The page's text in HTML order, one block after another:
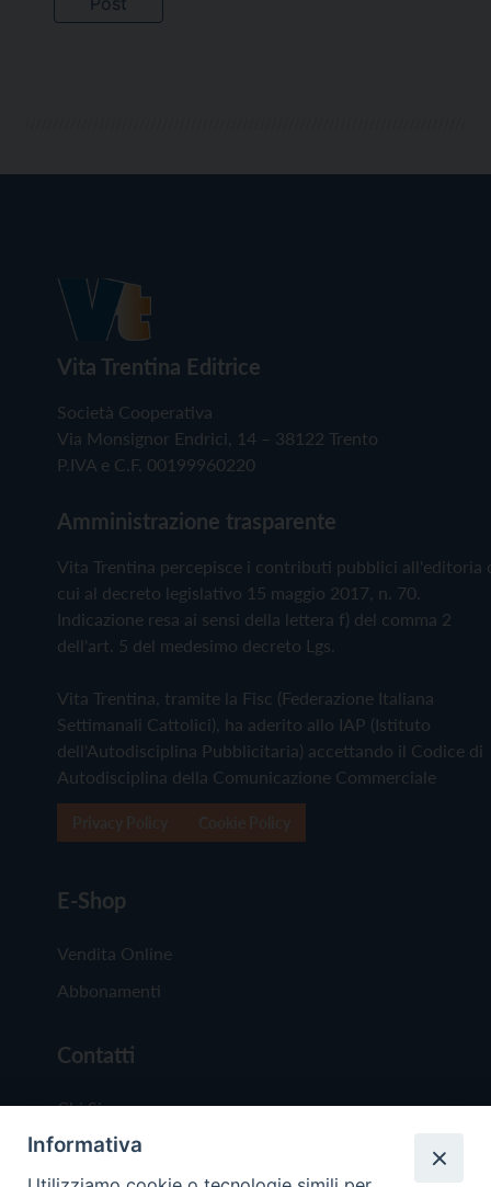
Vita Trentina Editrice
Società Cooperativa
Via Monsignor Endrici, 14 – 38122 Trento
P.IVA e C.F. 00199960220
Amministrazione trasparente
Vita Trentina percepisce i contributi pubblici all'editoria
cui al decreto legislativo 15 maggio 2017, n. 70.
Indicazione resa ai sensi della lettera f) del comma 2
dell'art. 5 del medesimo decreto Lgs.
Vita Trentina, tramite la Fisc (Federazione Italiana
Settimanali Cattolici), ha aderito allo IAP (Istituto
dell'Autodisciplina Pubblicitaria) accettando il Codice di
Autodisciplina della Comunicazione Commerciale
E-Shop
Vendita Online
Abbonamenti
Contatti
Chi Siamo
Redazione
Scrivici
Informativa